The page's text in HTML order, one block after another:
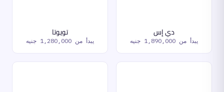
دي إس
يبدأ من 1,890,000 جنيه
تويوتا
يبدأ من 1,280,000 جنيه